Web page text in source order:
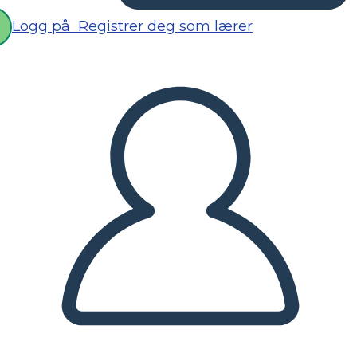
Logg på Registrer deg som lærer